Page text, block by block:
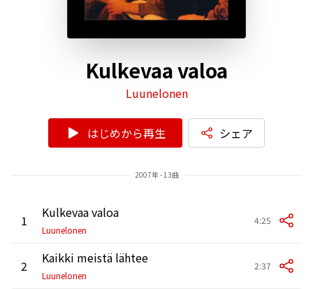
Kulkevaa valoa
Luunelonen
はじめから再生 シェア
2007年 - 13曲
1 Kulkevaa valoa
Luunelonen
4:25
2 Kaikki meistä lähtee
Luunelonen
2:37